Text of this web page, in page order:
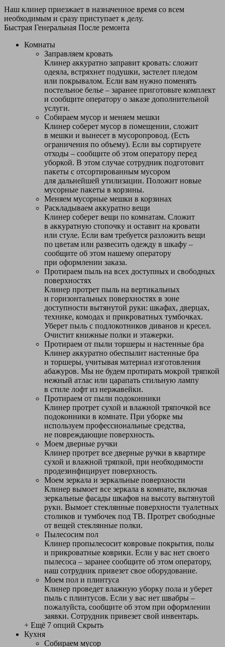
Наш клинер приезжает в назначенное время со всем
необходимым и сразу приступает к делу.
Быстрая Генеральная После ремонта
Комнаты
Заправляем кровать
Клинер аккуратно заправит кровать: сложит
одеяла, встряхнет подушки, застелет пледом
или покрывалом. Если вам нужно поменять
постельное белье – заранее приготовьте комплект
и сообщите оператору о заказе дополнительной
услуги.
Собираем мусор и меняем мешки
Клинер соберет мусор в помещении, сложит
в мешки и вынесет в мусоропровод. (Есть
ограничения по объему). Если вы сортируете
отходы – сообщите об этом оператору перед
уборкой. В этом случае сотрудник подготовит
пакеты с отсортированным мусором
для дальнейшей утилизации. Положит новые
мусорные пакеты в корзины.
Меняем мусорные мешки в корзинах
Раскладываем аккуратно вещи
Клинер соберет вещи по комнатам. Сложит
в аккуратную стопочку и оставит на кровати
или стуле. Если вам требуется разложить вещи
по цветам или развесить одежду в шкафу –
сообщите об этом нашему оператору
при оформлении заказа.
Протираем пыль на всех доступных и свободных
поверхностях
Клинер протрет пыль на вертикальных
и горизонтальных поверхностях в зоне
доступности вытянутой руки: шкафах, дверцах,
технике, комодах и прикроватных тумбочках.
Уберет пыль с подлокотников диванов и кресел.
Очистит книжные полки и этажерки.
Протираем от пыли торшеры и настенные бра
Клинер аккуратно обеспылит настенные бра
и торшеры, учитывая материал изготовления
абажуров. Мы не будем протирать мокрой тряпкой
нежный атлас или царапать стильную лампу
в стиле лофт из нержавейки.
Протираем от пыли подоконники
Клинер протрет сухой и влажной тряпочкой все
подоконники в комнате. При уборке мы
используем профессиональные средства,
не повреждающие поверхность.
Моем дверные ручки
Клинер протрет все дверные ручки в квартире
сухой и влажной тряпкой, при необходимости
продезинфицирует поверхность.
Моем зеркала и зеркальные поверхности
Клинер вымоет все зеркала в комнате, включая
зеркальные фасады шкафов на высоту вытянутой
руки. Вымоет стеклянные поверхности туалетных
столиков и тумбочек под ТВ. Протрет свободные
от вещей стеклянные полки.
Пылесосим пол
Клинер пропылесосит ковровые покрытия, полы
и прикроватные коврики. Если у вас нет своего
пылесоса – заранее сообщите об этом оператору,
наш сотрудник привезет свое оборудование.
Моем пол и плинтуса
Клинер проведет влажную уборку пола и уберет
пыль с плинтусов. Если у вас нет швабры –
пожалуйста, сообщите об этом при оформлении
заявки. Сотрудник привезет свой инвентарь.
+ Ещё 7 опций Скрыть
Кухня
Собираем мусор